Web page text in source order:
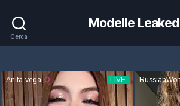
Cerca
Modelle Leaked